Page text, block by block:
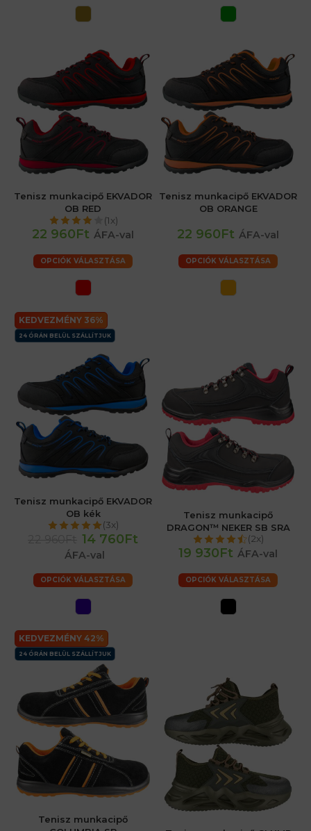
Tenisz munkacipő EKVADOR
OB RED
(1x)
22 960Ft ÁFA-val
OPCIÓK VÁLASZTÁSA
Tenisz munkacipő EKVADOR
OB ORANGE
22 960Ft ÁFA-val
OPCIÓK VÁLASZTÁSA
KEDVEZMÉNY 36%
24 ÓRÁN BELÜL SZÁLLÍTJUK
Tenisz munkacipő EKVADOR
OB kék
(3x)
14 760Ft
ÁFA-val
OPCIÓK VÁLASZTÁSA
Tenisz munkacipő
DRAGON™ NEKER SB SRA
(2x)
19 930Ft ÁFA-val
OPCIÓK VÁLASZTÁSA
KEDVEZMÉNY 42%
24 ÓRÁN BELÜL SZÁLLÍTJUK
Tenisz munkacipő